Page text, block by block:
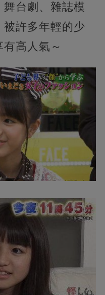
台劇、雜誌模
許多年輕的少
高人氣～